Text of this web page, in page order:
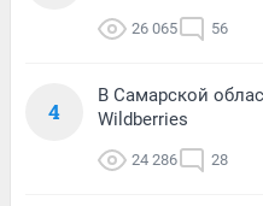
26 065 56
4
В Самарской
Wildberries
24 286 28